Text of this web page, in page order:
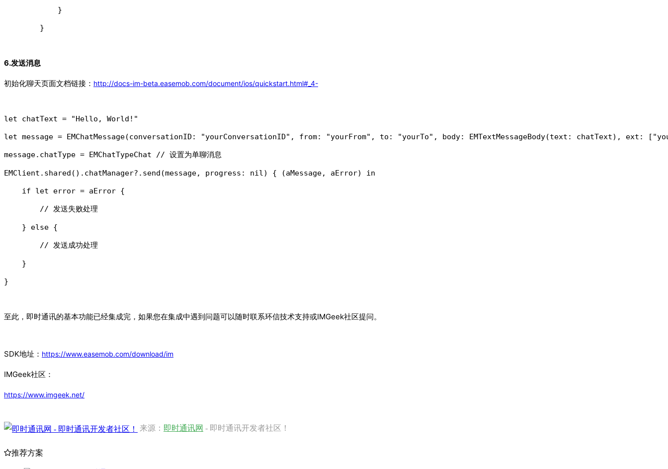
            }
        }
6.发送消息
初始化聊天页面文档链接： http://docs-im-beta.easemob.com/document/ios/quickstart.html#_4-
let chatText = "Hello, World!"
let message = EMChatMessage(conversationID: "yourConversationID", from: "yourFrom", to: "yourTo", body: EMTextMessageBody(text: chatText), ext:
message.chatType = EMChatTypeChat // 设置为单聊消息
EMClient.shared().chatManager?.send(message, progress: nil) { (aMessage, aError) in
    if let error = aError {
        // 发送失败处理
    } else {
        // 发送成功处理
    }
}
至此，即时通讯的基本功能已经集成完，如果您在集成中遇到问题可以随时联系环信技术支持或IMGeek社区提问。
SDK地址： https://www.easemob.com/download/im
IMGeek社区：
https://www.imgeek.net/
来源： 即时通讯网 - 即时通讯开发者社区！
推荐方案